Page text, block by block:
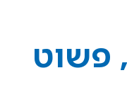
העליון': בחייאת 'כאן 11', פשוט